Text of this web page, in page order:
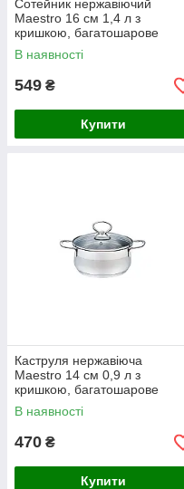
Сотейник нержавіючий
Maestro 16 см 1,4 л з
кришкою, багатошарове
термоакумулююче дно MR-
3508-16S
В наявності
549 ₴
Купити
Каструля нержавіюча
Maestro 14 см 0,9 л з
кришкою, багатошарове
капсульне термоакумулююче
дно MR-3508-14
В наявності
470 ₴
Купити